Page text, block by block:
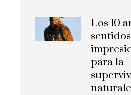
Los 10
para la